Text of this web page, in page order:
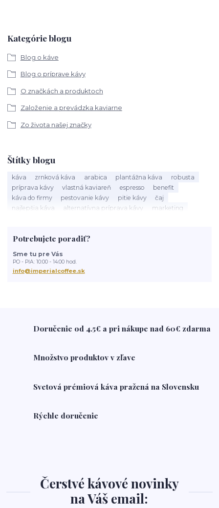
Kategórie blogu
Blog o káve
Blog o príprave kávy
O značkách a produktoch
Založenie a prevádzka kaviarne
Zo života našej značky
Štítky blogu
káva zrnková káva arabica plantážna káva
robusta
príprava kávy
vlastná kaviareň espresso
benefit
káva do firmy
pestovanie kávy pitie kávy
čaj
najlepšia káva
alternatívna príprava kávy
marketing
acidita
zdravie Káva
Slovensko
Eshop
kolatch
tuby kolatch
Potrebujete poradiť?
Sme tu pre Vás
PO - PIA: 10:00 - 14:00 hod.
info@imperialcoffee.sk
Doručenie od 4.5€ a pri nákupe nad 60€ zdarma
Množstvo produktov v zľave
Svetová prémiová káva pražená na Slovensku
Rýchle doručenie
Čerstvé kávové novinky
na Váš email: